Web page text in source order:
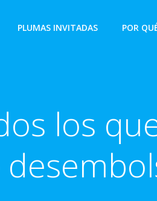
PLUMAS INVITADAS POR
los